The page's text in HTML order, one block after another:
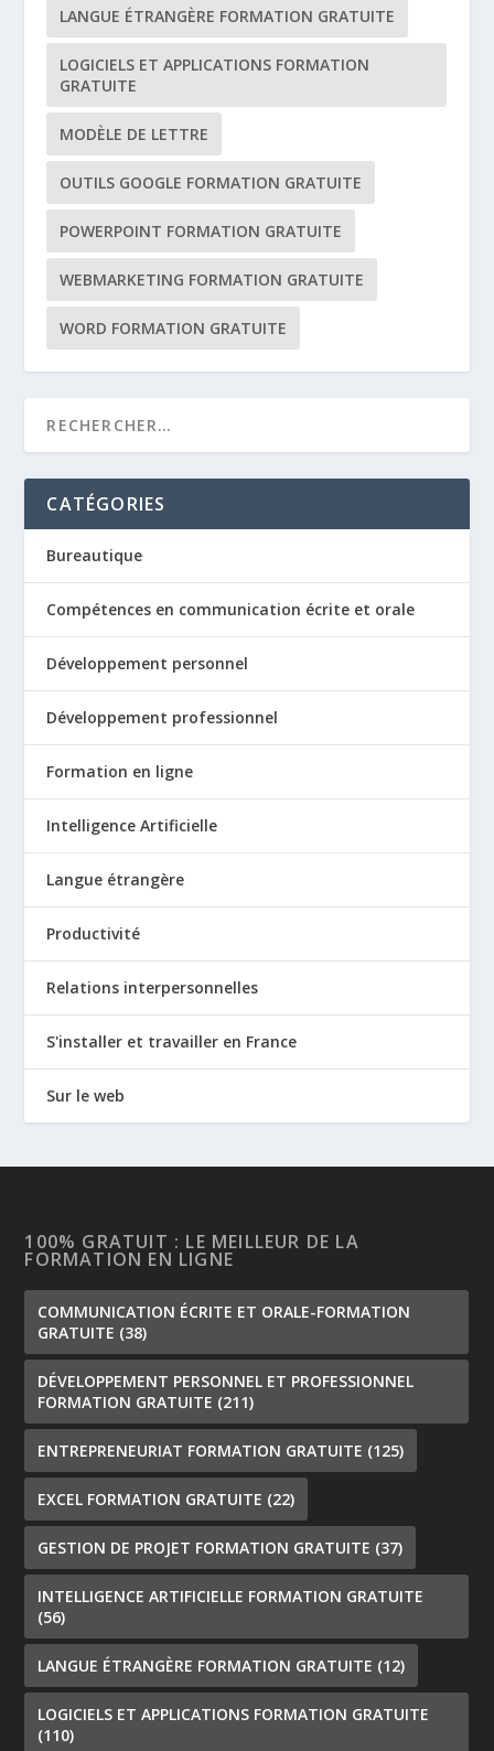
LANGUE ÉTRANGÈRE FORMATION GRATUITE
LOGICIELS ET APPLICATIONS FORMATION
GRATUITE
MODÈLE DE LETTRE
OUTILS GOOGLE FORMATION GRATUITE
POWERPOINT FORMATION GRATUITE
WEBMARKETING FORMATION GRATUITE
WORD FORMATION GRATUITE
CATÉGORIES
Bureautique
Compétences en communication écrite et orale
Développement personnel
Développement professionnel
Formation en ligne
Intelligence Artificielle
Langue étrangère
Productivité
Relations interpersonnelles
S'installer et travailler en France
Sur le web
100% GRATUIT : LE MEILLEUR DE LA
FORMATION EN LIGNE
COMMUNICATION ÉCRITE ET ORALE-FORMATION
GRATUITE (38)
DÉVELOPPEMENT PERSONNEL ET PROFESSIONNEL
FORMATION GRATUITE (211)
ENTREPRENEURIAT FORMATION GRATUITE (125)
EXCEL FORMATION GRATUITE (22)
GESTION DE PROJET FORMATION GRATUITE (37)
INTELLIGENCE ARTIFICIELLE FORMATION GRATUITE
(56)
LANGUE ÉTRANGÈRE FORMATION GRATUITE (12)
LOGICIELS ET APPLICATIONS FORMATION GRATUITE
(110)